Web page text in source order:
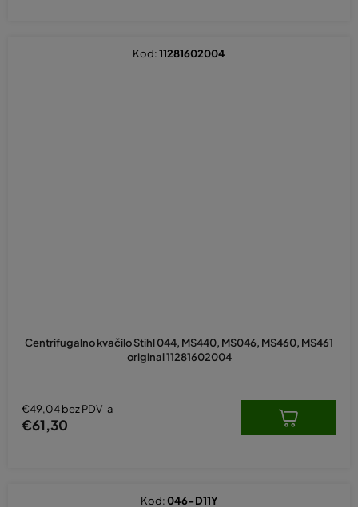
Centrifugalno kvačilo Stihl 044, MS440, MS046, MS460, MS461
original 11281602004
€49,04 bez PDV-a
€61,30
Kod:11281602004
Kod:046-D11Y